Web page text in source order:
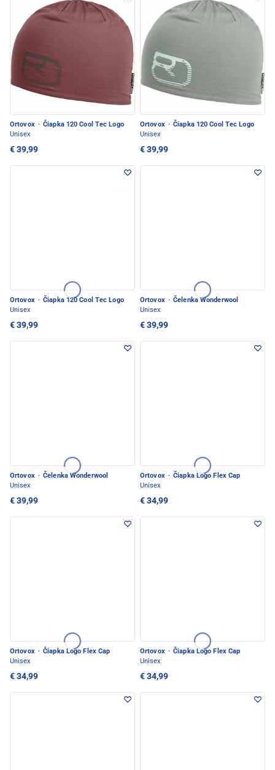
Ortovox · Čiapka 120 Cool Tec Logo
Unisex
€ 39,99
Ortovox · Čiapka 120 Cool Tec Logo
Unisex
€ 39,99
Ortovox · Čiapka 120 Cool Tec Logo
Unisex
€ 39,99
Ortovox · Čelenka Wonderwool
Unisex
€ 39,99
Ortovox · Čelenka Wonderwool
Unisex
€ 39,99
Ortovox · Čiapka Logo Flex Cap
Unisex
€ 34,99
Ortovox · Čiapka Logo Flex Cap
Unisex
€ 34,99
Ortovox · Čiapka Logo Flex Cap
Unisex
€ 34,99